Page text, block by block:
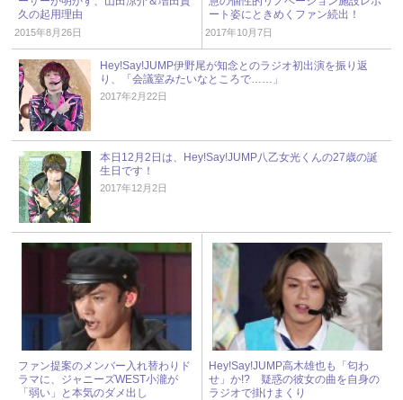
久の起用理由
2015年8月26日
ート姿にときめくファン続出！
2017年10月7日
Hey!Say!JUMP伊野尾が知念とのラジオ初出演を振り返
り、「会議室みたいなところで……」
2017年2月22日
本日12月2日は、Hey!Say!JUMP八乙女光くんの27歳の誕
生日です！
2017年12月2日
ファン提案のメンバー入れ替わりド
ラマに、ジャニーズWEST小瀧が
「弱い」と本気のダメ出し
Hey!Say!JUMP高木雄也も「匂わ
せ」か!? 疑惑の彼女の曲を自身の
ラジオで掛けまくり